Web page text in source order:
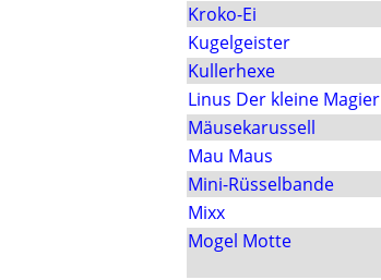
Kroko-Ei
Kugelgeister
Kullerhexe
Linus Der kleine Magier
Mäusekarussell
Mau Maus
Mini-Rüsselbande
Mixx
Mogel Motte